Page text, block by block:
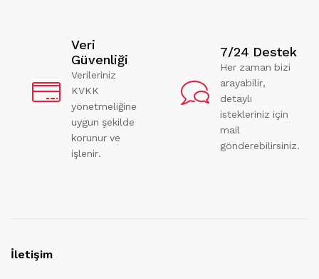
Veri
Güvenliği
Verileriniz
KVKK
yönetmeliğine
uygun şekilde
korunur ve
işlenir.
7/24 Destek
Her zaman bizi
arayabilir,
detaylı
istekleriniz için
mail
gönderebilirsiniz.
İletişim